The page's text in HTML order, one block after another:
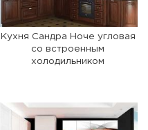
Кухня Сандра Ноче угловая
со встроенным
холодильником